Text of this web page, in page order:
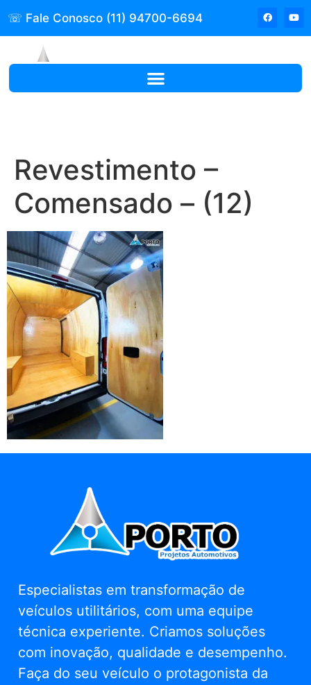
☏ Fale Conosco (11) 94700-6694
Revestimento –
Comensado – (12)
Especialistas em transformação de
veículos utilitários, com uma equipe
técnica experiente. Criamos soluções
com inovação, qualidade e desempenho.
Faça do seu veículo o protagonista da